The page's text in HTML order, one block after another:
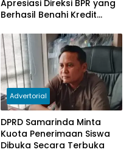
Apresiasi Direksi BPR yang
Berhasil Benahi Kredit
Advertorial
DPRD Samarinda Minta
Kuota Penerimaan Siswa
Dibuka Secara Terbuka